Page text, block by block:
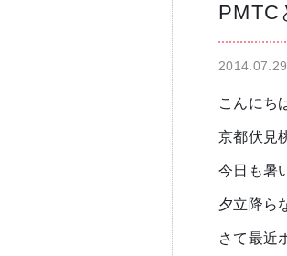
PMTC
こんにち
京都伏見
今日も暑
夕立降ら
さて最近